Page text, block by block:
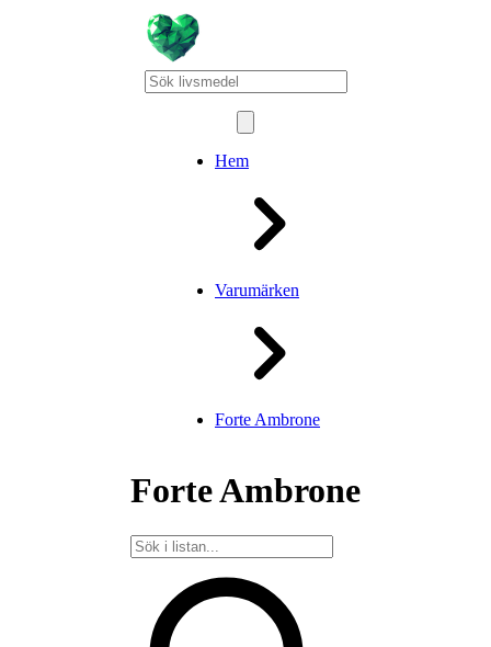
Hem
Varumärken
Forte Ambrone
Forte Ambrone